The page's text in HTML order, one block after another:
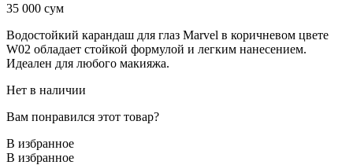
35 000 сум
Водостойкий карандаш для глаз Marvel в коричневом цвете
W02 обладает стойкой формулой и легким нанесением.
Идеален для любого макияжа.
Нет в наличии
Вам понравился этот товар?
В избранное
В избранное